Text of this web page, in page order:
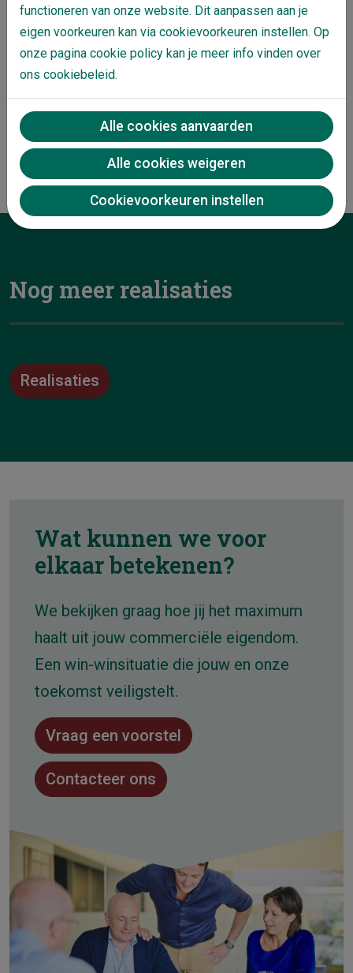
Het project is een mix geworden van grotere en
kleinere handelsruimtes variërend tussen de
980m² en 2400 m². Voltis, Eggo-Eurocenter,
Basic Fit en Trafic openen er een nieuwe
vestiging. Alle 4 de units zijn verhuurd.
Nog meer realisaties
Realisaties
Wat kunnen we voor
elkaar betekenen?
We bekijken graag hoe jij het maximum
haalt uit jouw commerciële eigendom.
Een win-winsituatie die jouw en onze
toekomst veiligstelt.
Vraag een voorstel
Contacteer ons
functioneren van onze website. Dit aanpassen aan je
eigen voorkeuren kan via cookievoorkeuren instellen. Op
onze pagina cookie policy kan je meer info vinden over
ons cookiebeleid.
Alle cookies aanvaarden
Alle cookies weigeren
Cookievoorkeuren instellen